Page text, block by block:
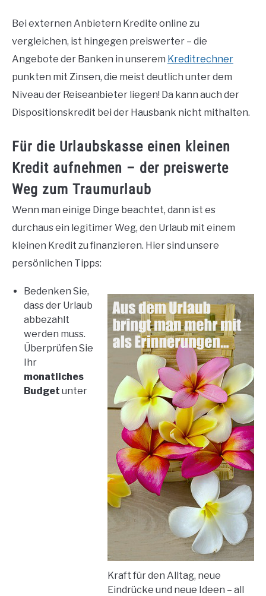
Bei externen Anbietern Kredite online zu
vergleichen, ist hingegen preiswerter – die
Angebote der Banken in unserem Kreditrechner
punkten mit Zinsen, die meist deutlich unter dem
Niveau der Reiseanbieter liegen! Da kann auch der
Dispositionskredit bei der Hausbank nicht mithalten.
Für die Urlaubskasse einen kleinen
Kredit aufnehmen – der preiswerte
Weg zum Traumurlaub
Wenn man einige Dinge beachtet, dann ist es
durchaus ein legitimer Weg, den Urlaub mit einem
kleinen Kredit zu finanzieren. Hier sind unsere
persönlichen Tipps:
Kraft für den Alltag, neue
Eindrücke und neue Ideen – all
Bedenken Sie,
dass der Urlaub
abbezahlt
werden muss.
Überprüfen Sie
Ihr
monatliches
Budget unter